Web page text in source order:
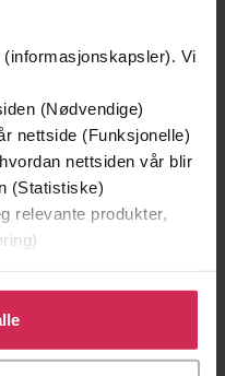
Vi
(Nødvendige)
nettside (Funksjonelle)
nettsiden vår blir
(Statistiske)
relevante produkter,
ditt samtykke til å
Du kan også
formål ved å klikke
Jørn Lier Horst